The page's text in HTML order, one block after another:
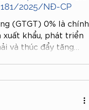
181/2025/NĐ-CP
(GTGT) 0% là chính
khẩu, phát triển
và thúc đẩy tăng
Vietlink sẽ giúp
0% mới nhất
bị để doanh